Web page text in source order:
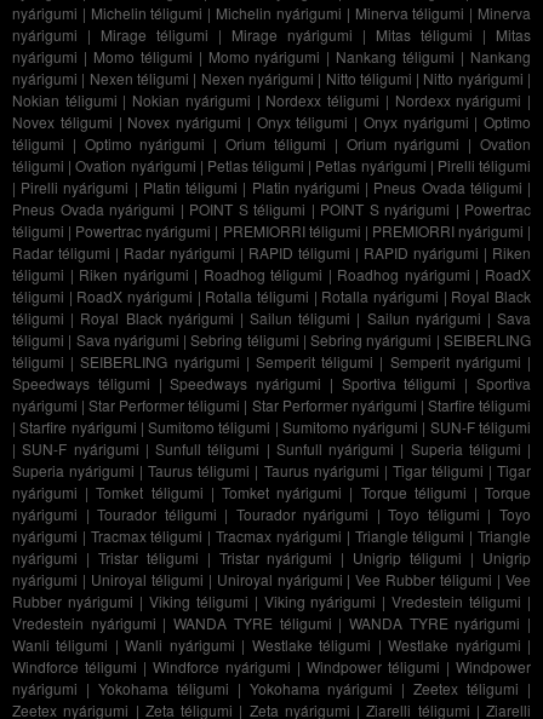
nyárigumi | Michelin téligumi | Michelin nyárigumi | Minerva téligumi | Minerva
nyárigumi | Mirage téligumi | Mirage nyárigumi | Mitas téligumi | Mitas
nyárigumi | Momo téligumi | Momo nyárigumi | Nankang téligumi | Nankang
nyárigumi | Nexen téligumi | Nexen nyárigumi | Nitto téligumi | Nitto nyárigumi |
Nokian téligumi | Nokian nyárigumi | Nordexx téligumi | Nordexx nyárigumi |
Novex téligumi | Novex nyárigumi | Onyx téligumi | Onyx nyárigumi | Optimo
téligumi | Optimo nyárigumi |Orium téligumi | Orium nyárigumi |Ovation
téligumi |Ovation nyárigumi | Petlas téligumi | Petlas nyárigumi | Pirelli téligumi
| Pirelli nyárigumi | Platin téligumi | Platin nyárigumi | Pneus Ovada téligumi |
Pneus Ovada nyárigumi | POINT S téligumi | POINT S nyárigumi | Powertrac
téligumi | Powertrac nyárigumi | PREMIORRI téligumi | PREMIORRI nyárigumi |
Radar téligumi | Radar nyárigumi | RAPID téligumi | RAPID nyárigumi | Riken
téligumi | Riken nyárigumi | Roadhog téligumi | Roadhog nyárigumi | RoadX
téligumi | RoadX nyárigumi | Rotalla téligumi | Rotalla nyárigumi | Royal Black
téligumi | Royal Black nyárigumi |Sailun téligumi | Sailun nyárigumi |Sava
téligumi | Sava nyárigumi |Sebring téligumi |Sebring nyárigumi |SEIBERLING
téligumi |SEIBERLING nyárigumi |Semperit téligumi | Semperit nyárigumi |
Speedways téligumi |Speedways nyárigumi | Sportiva téligumi |Sportiva
nyárigumi |Star Performer téligumi | Star Performer nyárigumi | Starfire téligumi
|Starfire nyárigumi |Sumitomo téligumi | Sumitomo nyárigumi | SUN-F téligumi
|SUN-F nyárigumi | Sunfull téligumi | Sunfull nyárigumi | Superia téligumi |
Superia nyárigumi |Taurus téligumi | Taurus nyárigumi | Tigar téligumi |Tigar
nyárigumi |Tomket téligumi | Tomket nyárigumi | Torque téligumi |Torque
nyárigumi |Tourador téligumi | Tourador nyárigumi |Toyo téligumi |Toyo
nyárigumi | Tracmax téligumi |Tracmax nyárigumi | Triangle téligumi |Triangle
nyárigumi | Tristar téligumi | Tristar nyárigumi | Unigrip téligumi | Unigrip
nyárigumi | Uniroyal téligumi | Uniroyal nyárigumi |Vee Rubber téligumi |Vee
Rubber nyárigumi | Viking téligumi | Viking nyárigumi |Vredestein téligumi |
Vredestein nyárigumi |WANDA TYRE téligumi | WANDA TYRE nyárigumi |
Wanli téligumi |Wanli nyárigumi | Westlake téligumi |Westlake nyárigumi |
Windforce téligumi | Windforce nyárigumi | Windpower téligumi | Windpower
nyárigumi | Yokohama téligumi | Yokohama nyárigumi |Zeetex téligumi |
Zeetex nyárigumi | Zeta téligumi | Zeta nyárigumi |Ziarelli téligumi | Ziarelli